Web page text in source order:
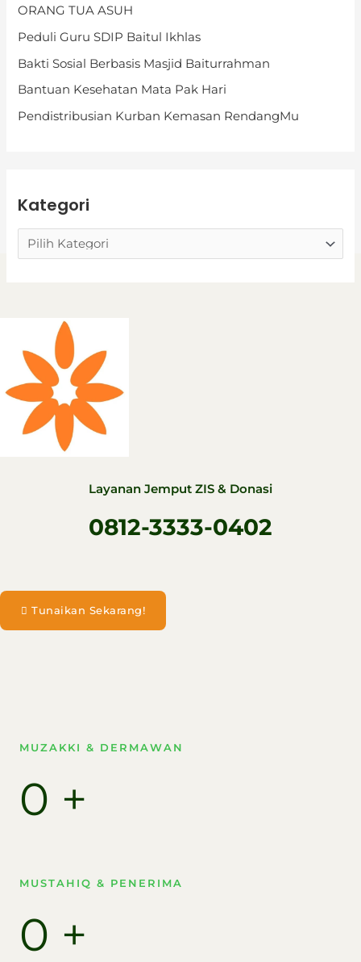
ORANG TUA ASUH
Peduli Guru SDIP Baitul Ikhlas
Bakti Sosial Berbasis Masjid Baiturrahman
Bantuan Kesehatan Mata Pak Hari
Pendistribusian Kurban Kemasan RendangMu
Kategori
g
o
r
i
Layanan Jemput ZIS & Donasi
0812-3333-0402
Tunaikan Sekarang!
MUZAKKI & DERMAWAN
0 +
MUSTAHIQ & PENERIMA​
0 +